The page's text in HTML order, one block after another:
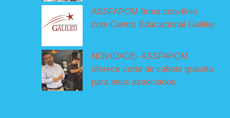
ASSFAPOM firma convênio
com Centro Educacional Galileu
NOVIDADE- ASSFAPOM
oferece corte de cabelo gratuito
para seus associados